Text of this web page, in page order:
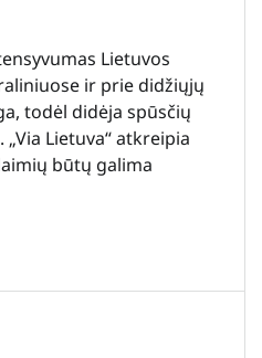
Lietuvos
ir prie didžiųjų
todėl didėja spūsčių
Lietuva“ atkreipia
būtų galima